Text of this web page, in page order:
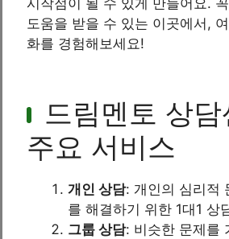
시작점이 될 수 있게 만들어요.
도움을 받을 수 있는 이곳에서,
화를 경험해보세요!
드림멘토 상담
주요 서비스
개인 상담: 개인의 심리적
를 해결하기 위한 1대1 상
그룹 상담: 비슷한 문제를